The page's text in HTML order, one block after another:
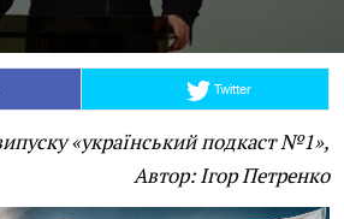
Twitter
«український подкаст №1»,
Автор: Ігор Петренко